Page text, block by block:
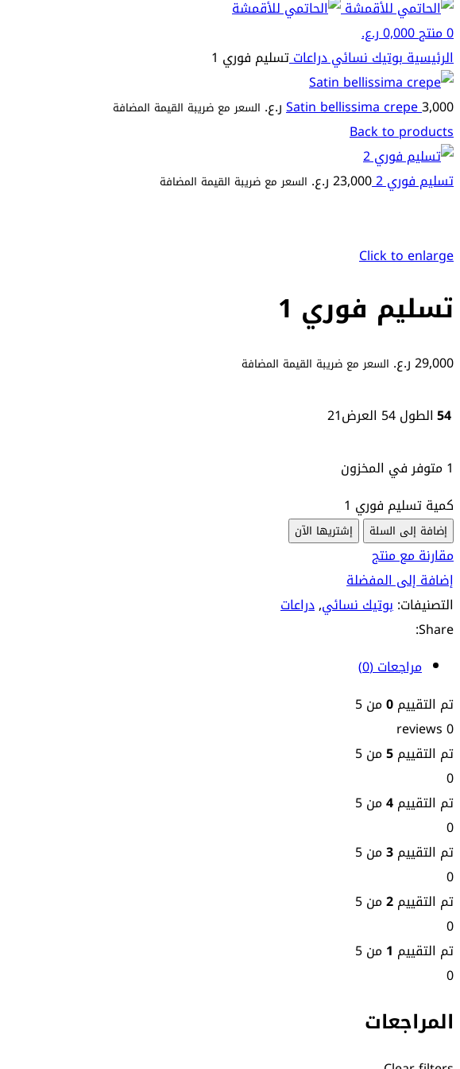
0منتج0,000ر.ع.
الرئيسيةبوتيك نسائيدراعاتتسليم فوري 1
Satin bellissima crepe3,000 ر.ع. السعر مع ضريبة القيمة المضافة
Back to products
تسليم فوري 2 23,000ر.ع. السعر مع ضريبة القيمة المضافة
Click to enlarge
تسليم فوري 1
29,000ر.ع. السعر مع ضريبة القيمة المضافة
54الطول 54 العرض21
1 متوفر في المخزون
كمية تسليم فوري 1
إضافة إلى السلة إشتريها الآن
مقارنة مع منتج
إضافة إلى المفضلة
التصنيفات:بوتيك نسائي,دراعات
Share:
مراجعات (0)
تم التقييم0من 5
0 reviews
تم التقييم5من 5
0
تم التقييم4من 5
0
تم التقييم3من 5
0
تم التقييم2من 5
0
تم التقييم 1من 5
0
المراجعات